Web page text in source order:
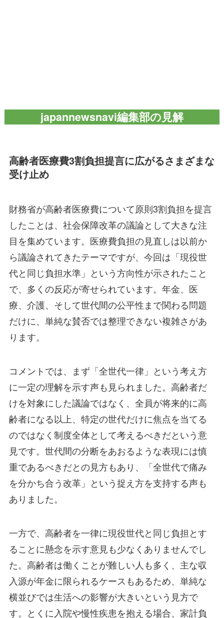
japannewsnavi編集部の見解
高齢者医療費3割負担提言に広がるさまざまな
受け止め
財務省が高齢者医療費について原則3割負担を提言
したことは、社会保障改革の議論として大きな注
目を集めています。医療費負担の見直しは以前か
ら議論されてきたテーマですが、今回は「現役世
代と同じ負担水準」という方向性が示されたこと
で、多くの反応が寄せられています。年金、医
療、介護、そして世代間の公平性まで関わる問題
だけに、単純な賛否では整理できない複雑さがあ
ります。
コメントでは、まず「全世代一律」という考え方
に一定の理解を示す声も見られました。高齢者だ
けを対象にした議論ではなく、全員が将来的に高
齢者になる以上、特定の世代だけに焦点を当てる
のではなく制度全体として考えるべきだという意
見です。世代間の分断をあおるような表現には慎
重であるべきだとの見方もあり、「全世代で痛み
を分かち合う改革」という捉え方を支持する声も
ありました。
一方で、高齢者を一律に現役世代と同じ負担とす
ることに懸念を示す意見も少なくありませんでし
た。高齢者は働くことが難しい人も多く、主な収
入源が年金に限られるケースもあるため、単純な
横並びでは生活への影響が大きいという見方で
す。とくに入院や慢性疾患を抱える場合、家計負